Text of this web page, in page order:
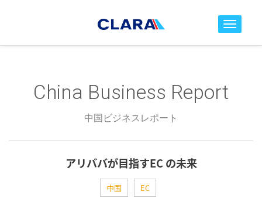
toggle
China Business Report
中国ビジネスレポート
アリババが目指すEC の未来
中国 EC